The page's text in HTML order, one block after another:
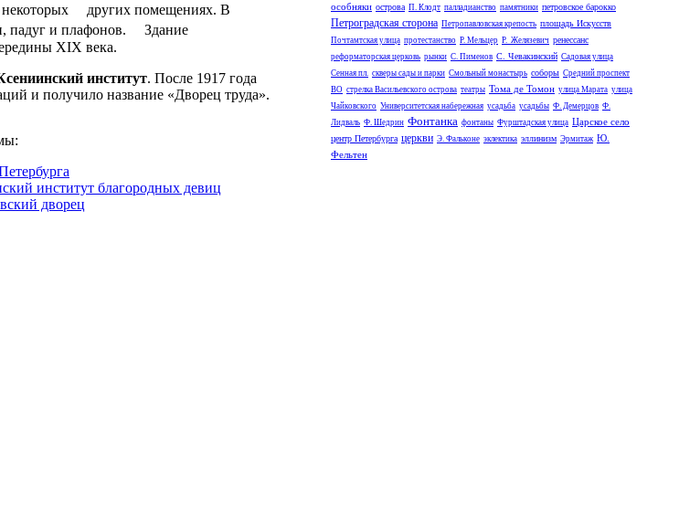
некоторых других помещениях. В
падуг и плафонов. Здание
XIX века.
институт. После 1917 года
и получило название «Дворец труда».
институт благородных девиц
дворец
особняки острова П. Клодт палладианство памятники петровское барокко
Петроградская сторона Петропавловская крепость площадь Искусств
Почтамтская улица протестанство Р. Мельцер Р. Желязевич ренессанс
реформаторская церковь рынки С. Пименов С. Чевакинский Садовая улица
Сенная пл. скверы сады и парки Смольный монастырь соборы Средний проспект
ВО стрелка Васильевского острова театры Тома де Томон улица Марата улица
Чайковского Университетская набережная усадьба усадьбы Ф. Демерцов Ф.
Лидваль Ф. Шедрин Фонтанка фонтаны Фурштадская улица Царское село
центр Петербурга церкви Э. Фальконе эклектика эллинизм Эрмитаж Ю.
Фельтен